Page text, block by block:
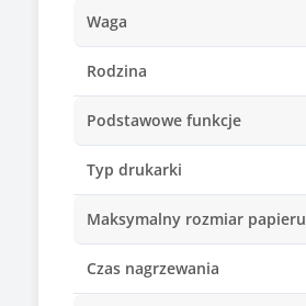
Waga
Rodzina
Podstawowe funkcje
Typ drukarki
Maksymalny rozmiar papieru
Czas nagrzewania